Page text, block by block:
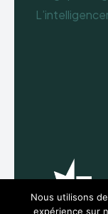
Nous utilisons
expérience sur